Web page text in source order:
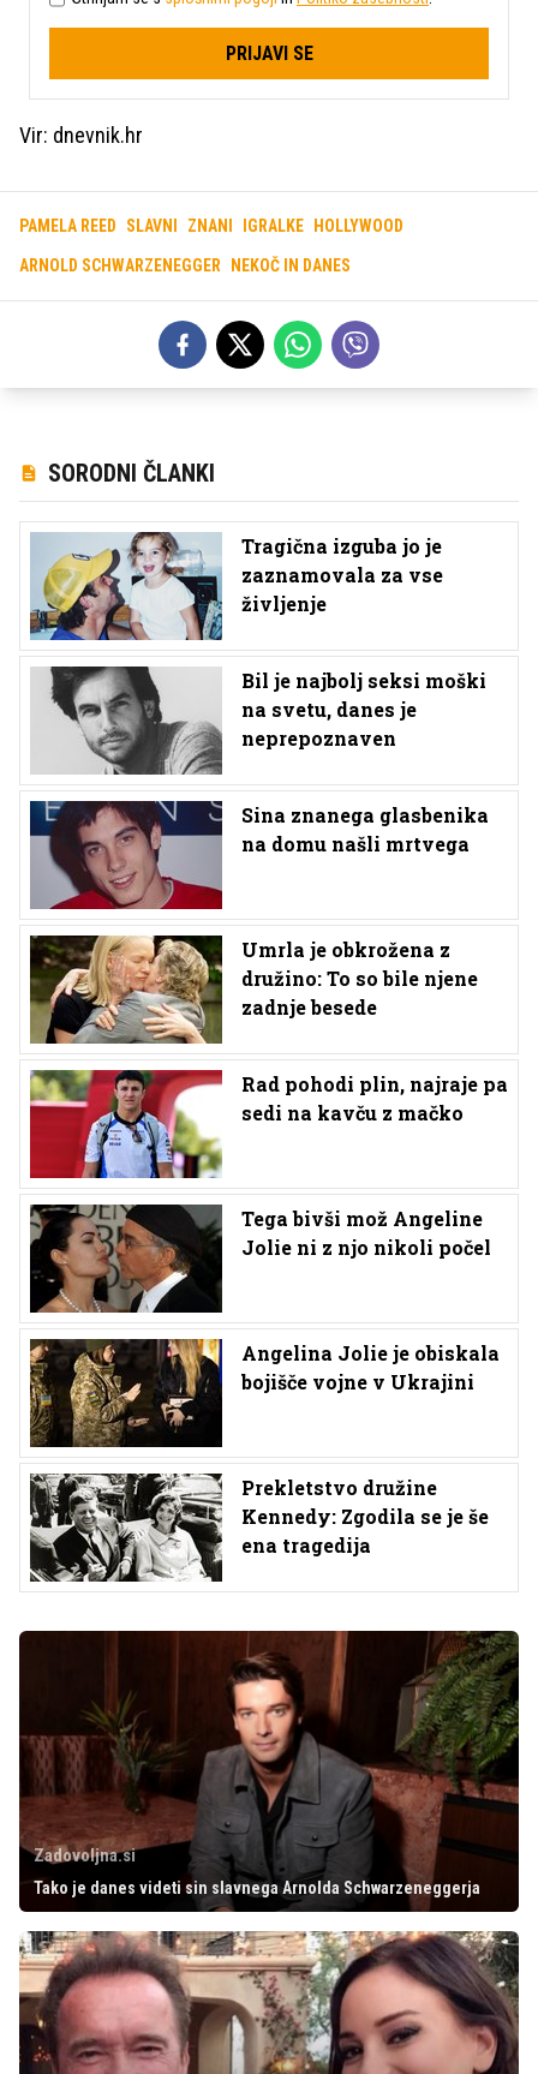
PRIJAVI SE
Vir: dnevnik.hr
PAMELA REED SLAVNI ZNANI IGRALKE HOLLYWOOD
ARNOLD SCHWARZENEGGER NEKOČ IN DANES
SORODNI ČLANKI
Tragična izguba jo je
zaznamovala za vse
življenje
Bil je najbolj seksi moški
na svetu, danes je
neprepoznaven
Sina znanega glasbenika
na domu našli mrtvega
Umrla je obkrožena z
družino: To so bile njene
zadnje besede
Rad pohodi plin, najraje pa
sedi na kavču z mačko
Tega bivši mož Angeline
Jolie ni z njo nikoli počel
Angelina Jolie je obiskala
bojišče vojne v Ukrajini
Prekletstvo družine
Kennedy: Zgodila se je še
ena tragedija
Zadovoljna.si
Tako je danes videti sin slavnega Arnolda Schwarzeneggerja